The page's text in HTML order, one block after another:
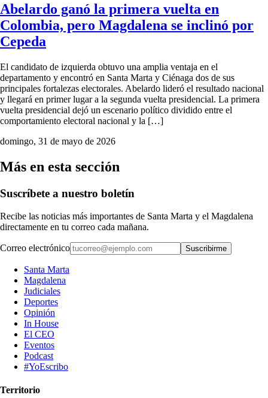
Abelardo ganó la primera vuelta en
Colombia, pero Magdalena se inclinó por
Cepeda
El candidato de izquierda obtuvo una amplia ventaja en el
departamento y encontró en Santa Marta y Ciénaga dos de sus
principales fortalezas electorales. Abelardo lideró el resultado nacional
y llegará en primer lugar a la segunda vuelta presidencial. La primera
vuelta presidencial dejó un escenario político dividido entre el
comportamiento electoral nacional y la […]
domingo, 31 de mayo de 2026
Más en esta sección
Suscríbete a nuestro boletín
Recibe las noticias más importantes de Santa Marta y el Magdalena
directamente en tu correo cada mañana.
Correo electrónico Suscribirme
Santa Marta
Magdalena
Judiciales
Deportes
Opinión
In House
El CEO
Eventos
Podcast
#YoEscribo
Territorio